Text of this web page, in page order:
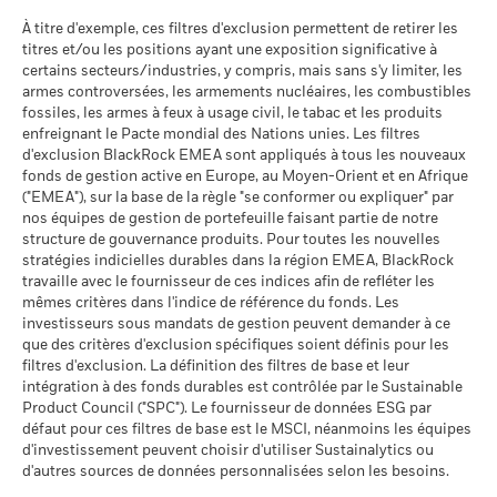
2016 2017 2018 2019 2020
Rendement
total (%)
EUR
Indice de
référence
(%) EUR
La performance indiquée est calculée après déduction des
frais courants. Les frais d’entrée/de sortie ne sont pas inclus
dans le calcul.
Les chiffres indiqués se rapportent aux performances
passées.Les performances passées ne sont pas un indicateur
fiable des performances futures. Les marchés pourraient
évoluer très différemment. Ceci peut vous aider à évaluer la
façon dont le fonds a été géré dans le passé
La performance est indiquée sur la base de la Valeur nette
précompte mobilier belge de 30%. Le précompte mobilier
belge applicable aux intérêts inclus dans le prix de rachat des
actions de capitalisation et de distribution investissant plus
de 10% de leurs actifs dans des titres de créance s'élève à
30%.
Publication de la valeur nette d'inventaire:
www.blackrock.com/be , De Tijd,www.fundinfo.com. Pour toute
réclamation concernant ce compartiment, veuillez contacter
BlackRock au 02 402 49 00 ou par e-mail à l’adresse
belux@blackrock.com.Pour votre protection, les appels
téléphoniques sont souvent enregistrés.Vous pouvez
également contacter le Service de médiation des
consommateurs. Vous trouverez de plus amples informations
à l’adressehttp://www.ombudsfin.be.
Le scénario de tension montre ce que vous pourriez obtenir
dans des situations de marché extrêmes.
MSCI (0-10)
au 17/juil./2026
Classification mondiale des
fonds selon Lipper
au 17/juil./2026
Bond EUR
Moyenne pondérée de
l'intensité carbone MSCI
(tonnes de CO2e/M$ de
ventes)
au 17/juil./2026
% des avoirs à l'égard
desquels des données ESG
au 17/juil./2026
98,25
Pointage de qualité ESG
MSCI - centile par rapport aux
pairs
au 17/juil./2026
31,41
Fonds dans le groupe de
pairs
au 17/juil./2026
277
MSCI - Charbon thermique
au 30/juin/2026
0,00%
MSCI - Sables bitumineux
au 30/juin/2026
0,00%
Données sur la
participation aux secteurs
d'activité
au 30/juin/2026
31,82%
Pourcentage des avoirs du
fonds à l'égard desquels
des données ne sont pas
disponibles
au 30/juin/2026
L'exposition de BlackRock aux secteurs d'activité, telle qu'elle
est indiquée ci-dessus, pour le charbon thermique et les
sables bitumineux, est calculée et déclarée pour les
entreprises qui tirent plus de 5 % de leurs revenus du
À titre d'exemple, ces filtres d'exclusion permettent de retirer les
titres et/ou les positions ayant une exposition significative à
certains secteurs/industries, y compris, mais sans s'y limiter, les
armes controversées, les armements nucléaires, les combustibles
fossiles, les armes à feux à usage civil, le tabac et les produits
enfreignant le Pacte mondial des Nations unies. Les filtres
d'exclusion BlackRock EMEA sont appliqués à tous les nouveaux
fonds de gestion active en Europe, au Moyen-Orient et en Afrique
("EMEA"), sur la base de la règle "se conformer ou expliquer" par
nos équipes de gestion de portefeuille faisant partie de notre
structure de gouvernance produits. Pour toutes les nouvelles
stratégies indicielles durables dans la région EMEA, BlackRock
travaille avec le fournisseur de ces indices afin de refléter les
mêmes critères dans l'indice de référence du fonds. Les
investisseurs sous mandats de gestion peuvent demander à ce
que des critères d'exclusion spécifiques soient définis pour les
filtres d'exclusion. La définition des filtres de base et leur
intégration à des fonds durables est contrôlée par le Sustainable
Product Council ("SPC"). Le fournisseur de données ESG par
défaut pour ces filtres de base est le MSCI, néanmoins les équipes
d'investissement peuvent choisir d'utiliser Sustainalytics ou
d'autres sources de données personnalisées selon les besoins.